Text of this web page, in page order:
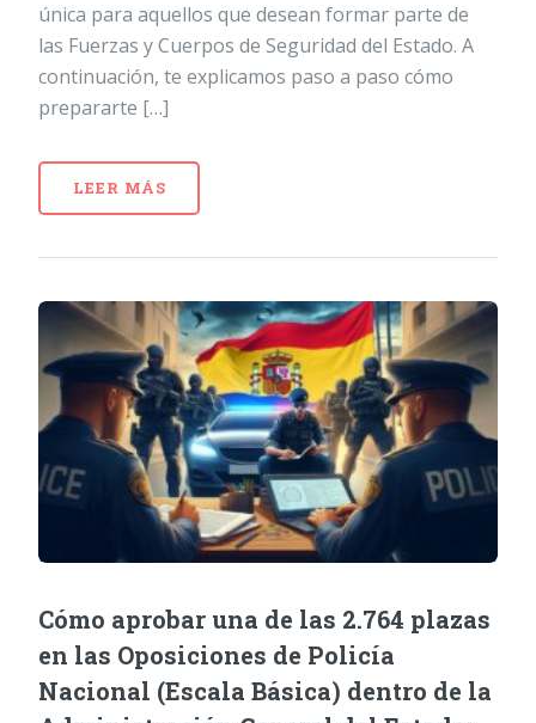
única para aquellos que desean formar parte de
las Fuerzas y Cuerpos de Seguridad del Estado. A
continuación, te explicamos paso a paso cómo
prepararte […]
LEER MÁS
Cómo aprobar una de las 2.764 plazas
en las Oposiciones de Policía
Nacional (Escala Básica) dentro de la